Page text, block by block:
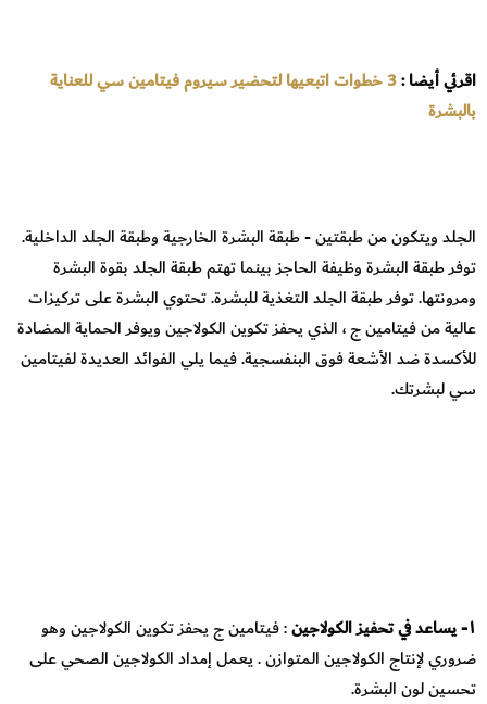
اقرئي أيضا :
3 خطوات اتبعيها لتحضير سيروم فيتامين سي للعناية
بالبشرة
الجلد ويتكون من طبقتين - طبقة البشرة الخارجية وطبقة الجلد الداخلية.
توفر طبقة البشرة وظيفة الحاجز بينما تهتم طبقة الجلد بقوة البشرة
ومرونتها. توفر طبقة الجلد التغذية للبشرة. تحتوي البشرة على تركيزات
عالية من فيتامين ج ، الذي يحفز تكوين الكولاجين ويوفر الحماية المضادة
للأكسدة ضد الأشعة فوق البنفسجية. فيما يلي الفوائد العديدة لفيتامين
سي لبشرتك.
١- يساعد في تحفيز الكولاجين
: فيتامين ج يحفز تكوين الكولاجين وهو
ضروري لإنتاج الكولاجين المتوازن . يعمل إمداد الكولاجين الصحي على
تحسين لون البشرة.